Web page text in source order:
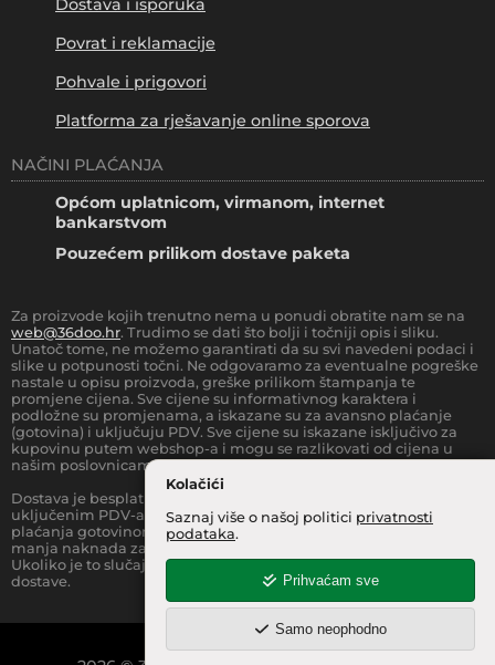
Kolačići
Saznaj više o našoj politici privatnosti
podataka.
Prihvaćam sve
Samo neophodno
Dostava i isporuka
Povrat i reklamacije
Pohvale i prigovori
Platforma za rješavanje online sporova
NAČINI PLAĆANJA
Općom uplatnicom, virmanom, internet
bankarstvom
Pouzećem prilikom dostave paketa
Za proizvode kojih trenutno nema u ponudi obratite nam se na
web@36doo.hr. Trudimo se dati što bolji i točniji opis i sliku.
Unatoč tome, ne možemo garantirati da su svi navedeni podaci i
slike u potpunosti točni. Ne odgovaramo za eventualne pogreške
nastale u opisu proizvoda, greške prilikom štampanja te
promjene cijena. Sve cijene su informativnog karaktera i
podložne su promjenama, a iskazane su za avansno plaćanje
(gotovina) i uključuju PDV. Sve cijene su iskazane isključivo za
kupovinu putem webshop-a i mogu se razlikovati od cijena u
našim poslovnicama.
Dostava je besplatna za sve narudžbe iznad
uključenim PDV-a) za Zonu 1 (cijela RH, osim otoka).Prilikom
plaćanja gotovinom pri dostavi robe na kućnu adresu, moguća je
manja naknada za rad sa gotovinom na strani dostavne službe.
Ukoliko je to slučaj, to je jasno označeno pri samom iznosu
dostave.